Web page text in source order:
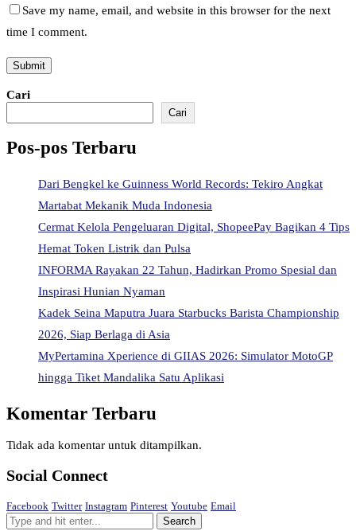
Save my name, email, and website in this browser for the next
time I comment.
Cari
Cari
Pos-pos Terbaru
Dari Bengkel ke Guinness World Records: Tekiro Angkat
Martabat Mekanik Muda Indonesia
Cermat Kelola Pengeluaran Digital, ShopeePay Bagikan 4 Tips
Hemat Token Listrik dan Pulsa
INFORMA Rayakan 22 Tahun, Hadirkan Promo Spesial dan
Inspirasi Hunian Nyaman
Kadek Seina Maputra Juara Starbucks Barista Championship
2026, Siap Berlaga di Asia
MyPertamina Xperience di GIIAS 2026: Simulator MotoGP
hingga Tiket Mandalika Satu Aplikasi
Komentar Terbaru
Tidak ada komentar untuk ditampilkan.
Social Connect
Facebook Twitter Instagram Pinterest Youtube Email